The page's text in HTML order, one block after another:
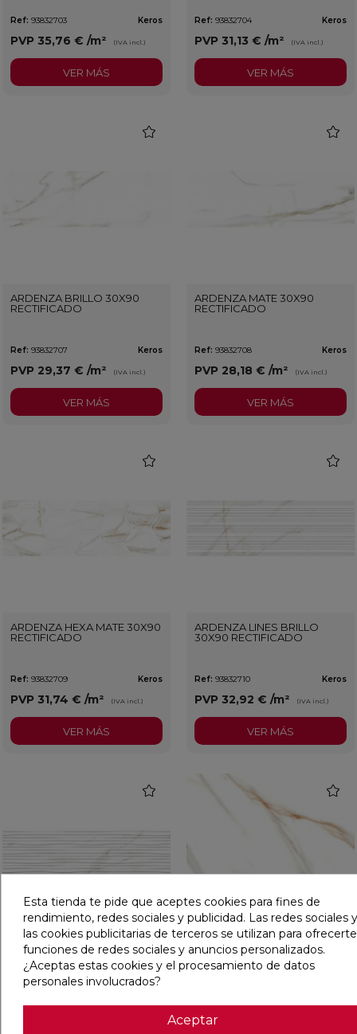
Ref: 93832703 Keros
PVP 35,76 € /m² (IVA incl.)
VER MÁS
Ref: 93832704 Keros
PVP 31,13 € /m² (IVA incl.)
VER MÁS
ARDENZA BRILLO 30X90
RECTIFICADO
Ref: 93832707 Keros
PVP 29,37 € /m² (IVA incl.)
VER MÁS
ARDENZA MATE 30X90
RECTIFICADO
Ref: 93832708 Keros
PVP 28,18 € /m² (IVA incl.)
VER MÁS
ARDENZA HEXA MATE 30X90
RECTIFICADO
Ref: 93832709 Keros
PVP 31,74 € /m² (IVA incl.)
VER MÁS
ARDENZA LINES BRILLO
30X90 RECTIFICADO
Ref: 93832710 Keros
PVP 32,92 € /m² (IVA incl.)
VER MÁS
ARDENZA SEA MATE 30X90
RECTIFICADO
Ref: 93832711 Keros
ARDENZA BRILLO 59,6X59,6
RECTIFICADO
Ref: 93832705 Keros
PVP
Esta tienda te pide que aceptes cookies para fines de
rendimiento, redes sociales y publicidad. Las redes sociales y
las cookies publicitarias de terceros se utilizan para ofrecerte
funciones de redes sociales y anuncios personalizados.
¿Aceptas estas cookies y el procesamiento de datos
personales involucrados?
Aceptar